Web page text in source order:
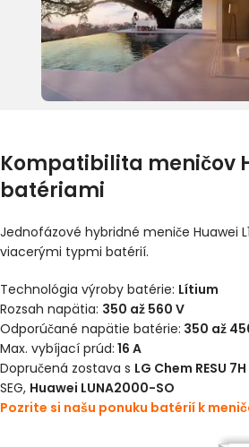
Kompatibilita meničov
batériami
Jednofázové hybridné meniče Huawei
viacerými typmi batérií.
Technológia výroby batérie: Lítium
Rozsah napätia: 350 až 560 V
Odporúčané napätie batérie: 350 až
Max. vybíjací prúd: 16 A
Dopručená zostava s LG Chem RESU 7H
SEG, Huawei LUNA2000-SO
Pozrite si našu ponuku batérií k